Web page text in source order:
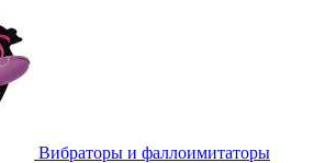
Вибраторы и фаллоимитаторы